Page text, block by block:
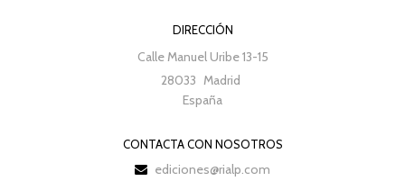
DIRECCIÓN
Calle Manuel Uribe 13-15
28033 Madrid
España
CONTACTA CON NOSOTROS
ediciones@rialp.com